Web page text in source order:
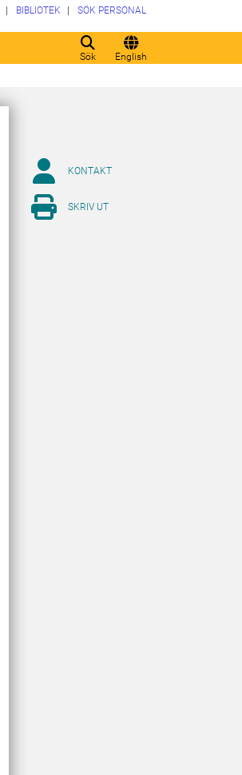
Sök English
BIBLIOTEK SÖK PERSONAL
KONTAKT
SKRIV UT